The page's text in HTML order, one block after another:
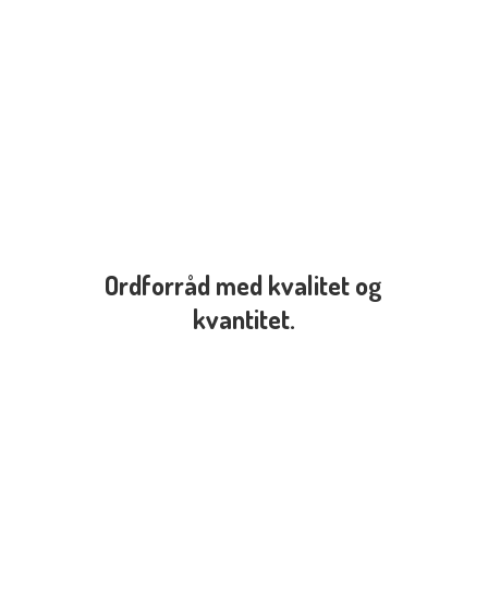
Ordforråd med kvalitetog
kvantitet.